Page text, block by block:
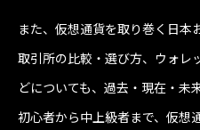
また、仮想通貨を取り巻く日本
取引所の比較・選び方、ウォレ
どについても、過去・現在・未
初心者から中上級者まで、仮想